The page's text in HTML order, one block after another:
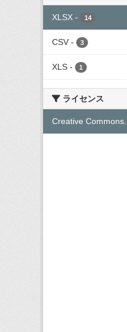
XLSX - 14
CSV - 3
XLS - 1
ライセンス
Creative Commons...